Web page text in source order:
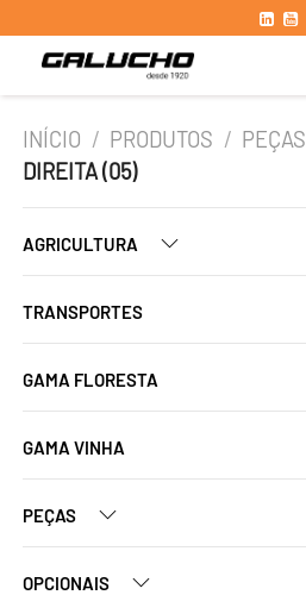
INÍCIO / PRODUTOS / PEÇAS
DIREITA (05)
AGRICULTURA
TRANSPORTES
GAMA FLORESTA
GAMA VINHA
PEÇAS
OPCIONAIS